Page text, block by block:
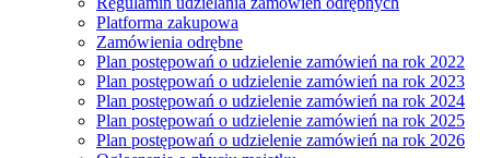
Platforma zakupowa
Zamówienia odrębne
Plan postępowań o udzielenie zamówień na rok 2022
Plan postępowań o udzielenie zamówień na rok 2023
Plan postępowań o udzielenie zamówień na rok 2024
Plan postępowań o udzielenie zamówień na rok 2025
Plan postępowań o udzielenie zamówień na rok 2026